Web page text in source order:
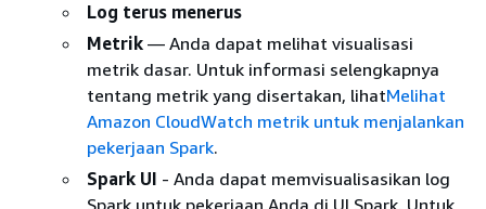
Log terus menerus
Metrik — Anda dapat melihat visualisasi
metrik dasar. Untuk informasi selengkapnya
tentang metrik yang disertakan, lihatMelihat
Amazon CloudWatch metrik untuk menjalankan
pekerjaan Spark.
Spark UI - Anda dapat memvisualisasikan log
Spark untuk pekerjaan Anda di UI Spark. Untuk